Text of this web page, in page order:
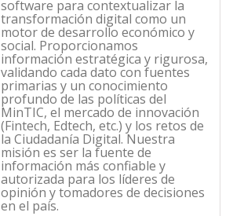
software para contextualizar la
transformación digital como un
motor de desarrollo económico y
social. Proporcionamos
información estratégica y rigurosa,
validando cada dato con fuentes
primarias y un conocimiento
profundo de las políticas del
MinTIC, el mercado de innovación
(Fintech, Edtech, etc.) y los retos de
la Ciudadanía Digital. Nuestra
misión es ser la fuente de
información más confiable y
autorizada para los líderes de
opinión y tomadores de decisiones
en el país.